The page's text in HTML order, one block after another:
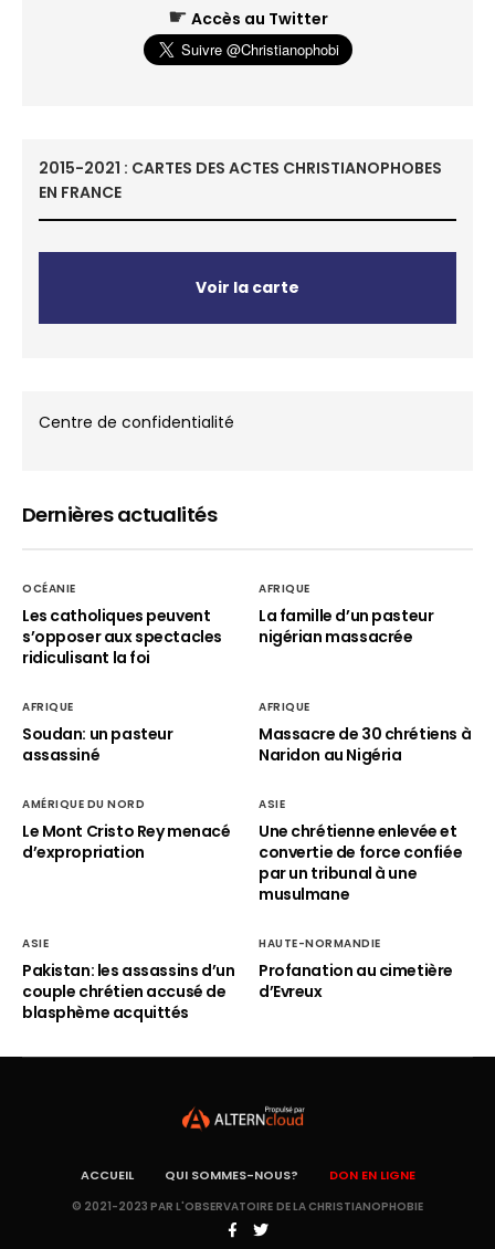
☛ Accès au Twitter
2015-2021 : CARTES DES ACTES CHRISTIANOPHOBES
EN FRANCE
Voir la carte
Centre de confidentialité
Dernières actualités
OCÉANIE
Les catholiques peuvent
s’opposer aux spectacles
ridiculisant la foi
AFRIQUE
La famille d’un pasteur
nigérian massacrée
AFRIQUE
Soudan: un pasteur
assassiné
AFRIQUE
Massacre de 30 chrétiens à
Naridon au Nigéria
AMÉRIQUE DU NORD
Le Mont Cristo Rey menacé
d’expropriation
ASIE
Une chrétienne enlevée et
convertie de force confiée
par un tribunal à une
musulmane
ASIE
Pakistan: les assassins d’un
couple chrétien accusé de
blasphème acquittés
HAUTE-NORMANDIE
Profanation au cimetière
d’Evreux
ACCUEIL QUI SOMMES-NOUS? DON EN LIGNE
© 2021-2023 PAR L'OBSERVATOIRE DE LA CHRISTIANOPHOBIE